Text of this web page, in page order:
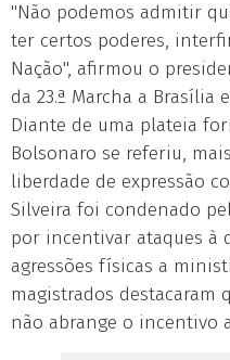
"Não podemos admitir
ter certos poderes,
Nação", afirmou o
da 23.ª Marcha a Brasília
Diante de uma plateia
Bolsonaro se referiu,
liberdade de expressão
Silveira foi condenado
por incentivar ataques à
agressões físicas a
magistrados destacaram
não abrange o incentivo